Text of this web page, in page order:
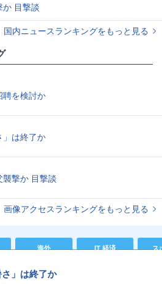
目撃談
国内ニュースランキングをもっと見る
聘を検討か
」は終了か
撃か 目撃談
画像アクセスランキングをもっと見る
海外 IT 経済 ス
」は終了か